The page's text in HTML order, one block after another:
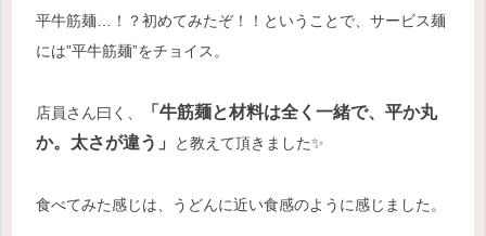
平牛筋麺…！？初めてみたぞ！！ということで、サービス麺
には”平牛筋麺”をチョイス。
店員さん曰く、
「牛筋麺と材料は全く一緒で、平か丸
か。太さが違う」
と教えて頂きました✨
食べてみた感じは、うどんに近い食感のように感じました。